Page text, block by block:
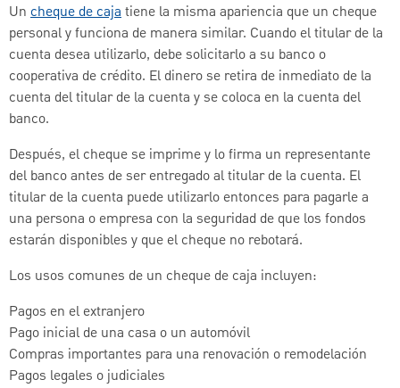
Un cheque de cajatiene la misma apariencia que un cheque
personal y funciona de manera similar. Cuando el titular de la
cuenta desea utilizarlo, debe solicitarlo a su banco o
cooperativa de crédito. El dinero se retira de inmediato de la
cuenta del titular de la cuenta y se coloca en la cuenta del
banco.
Después, el cheque se imprime y lo firma un representante
del banco antes de ser entregado al titular de la cuenta. El
titular de la cuenta puede utilizarlo entonces para pagarle a
una persona o empresa con la seguridad de que los fondos
estarán disponibles y que el cheque no rebotará.
Los usos comunes de un cheque de caja incluyen:
Pagos en el extranjero
Pago inicial de una casa o un automóvil
Compras importantes para una renovación o remodelación
Pagos legales o judiciales